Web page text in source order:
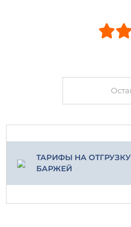
ТАРИФЫ НА ОТГРУЗКУ
БАРЖЕЙ